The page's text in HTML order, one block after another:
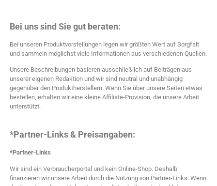
Bei uns sind Sie gut beraten:
Bei unseren Produktvorstellungen legen wir größten Wert auf Sorgfalt
und sammeln möglichst viele Informationen aus verschiedenen Quellen.
Unsere Beschreibungen basieren ausschließlich auf Beiträgen aus
unserer eigenen Redaktion und wir sind neutral und unabhängig
gegenüber den Produktherstellern. Wenn Sie über unsere Seiten etwas
bestellen, erhalten wir eine kleine Affiliate-Provision, die unsere Arbeit
unterstützt.
*Partner-Links & Preisangaben:
*Partner-Links
Wir sind ein Verbraucherportal und kein Online-Shop. Deshalb
finanzieren wir unsere Arbeit durch die Nutzung von Partner-Links. Wenn